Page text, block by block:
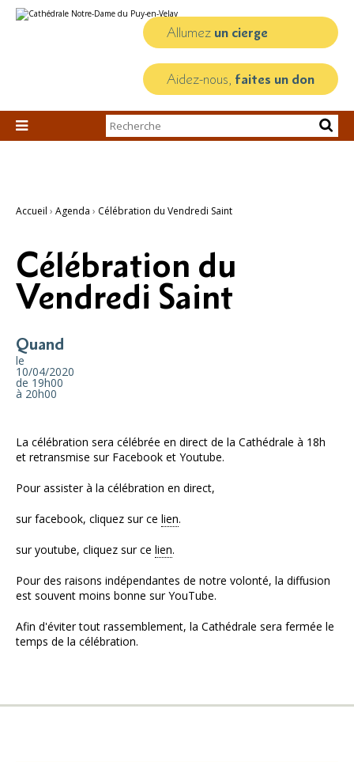
au
personnels
Allumez un cierge
Aidez-nous, faites un don

Chercher par
Recherche
Accueil › Agenda › Célébration du Vendredi Saint
Célébration du
Vendredi Saint
Quand
le
10/04/2020
de 19h00
à 20h00
La célébration sera célébrée en direct de la Cathédrale à 18h
et retransmise sur Facebook et Youtube.
Pour assister à la célébration en direct,
sur facebook, cliquez sur ce lien.
sur youtube, cliquez sur ce lien.
Pour des raisons indépendantes de notre volonté, la diffusion
est souvent moins bonne sur YouTube.
Afin d'éviter tout rassemblement, la Cathédrale sera fermée le
temps de la célébration.